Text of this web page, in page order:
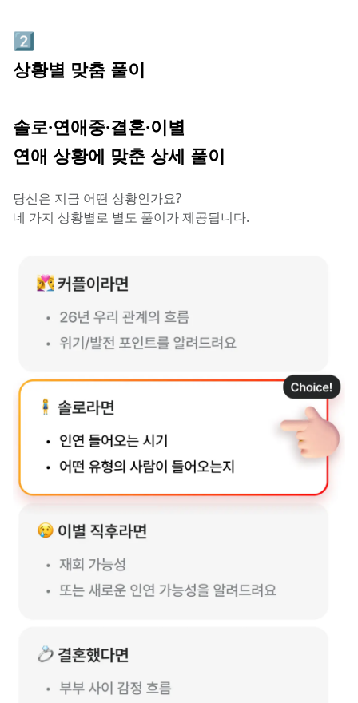
2️⃣
상황별 맞춤 풀이
솔로·연애중·결혼·이별
연애 상황에 맞춘 상세 풀이
당신은 지금 어떤 상황인가요?
네 가지 상황별로 별도 풀이가 제공됩니다.